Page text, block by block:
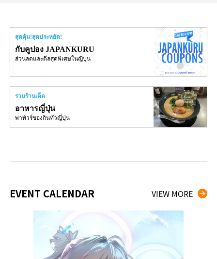
สุดคุ้ม!สุดประหยัด!
กับคูปอง JAPANKURU
ส่วนลดและดีลสุดพิเศษในญี่ปุ่น
รวมร้านเด็ด
อาหารญี่ปุ่น
พาทัวร์ของกินทั่วญี่ปุ่น
EVENT CALENDAR VIEW MORE